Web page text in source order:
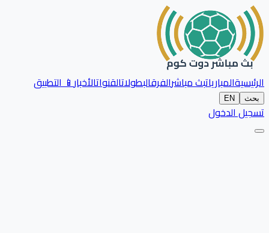
الرئيسيةالمبارياتبث مباشرالفرقالبطولاتالقنواتالأخبار📱 التطبيق
بحث EN
تسجيل الدخول